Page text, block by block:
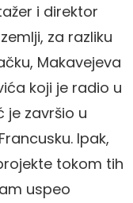
i direktor
za razliku
Makavejeva
koji je radio u
je završio u
Ipak,
tokom tih
uspeo